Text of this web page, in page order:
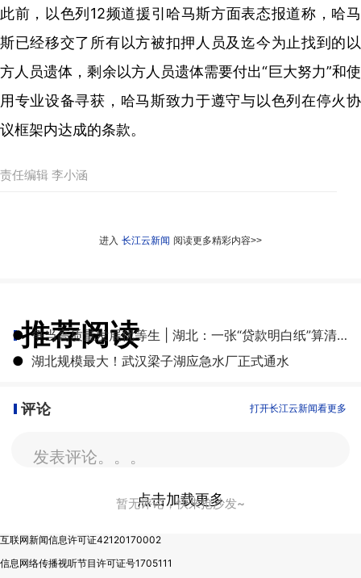
此前，以色列12频道援引哈马斯方面表态报道称，哈马
斯已经移交了所有以方被扣押人员及迄今为止找到的以
方人员遗体，剩余以方人员遗体需要付出“巨大努力”和使
用专业设备寻获，哈马斯致力于遵守与以色列在停火协
议框架内达成的条款。
责任编辑 李小涵
进入 长江云新闻 阅读更多精彩内容>>
推荐阅读
●
争当高质量发展优等生 | 湖北：一张“贷款明白纸”算清融资成本账
● 湖北规模最大！武汉梁子湖应急水厂正式通水
评论 打开长江云新闻看更多
发表评论。。。
暂无评论，快来抢沙发~
点击加载更多
互联网新闻信息许可证42120170002
信息网络传播视听节目许可证号1705111